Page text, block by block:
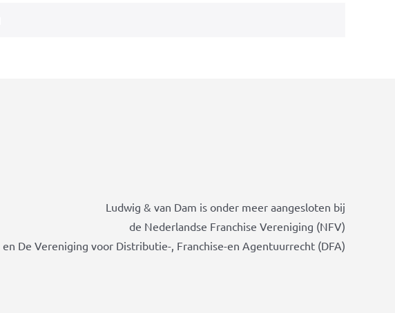
Ludwig & van Dam is onder meer aangesloten bij
de Nederlandse Franchise Vereniging (NFV)
en De Vereniging voor Distributie-, Franchise-en Agentuurrecht (DFA)